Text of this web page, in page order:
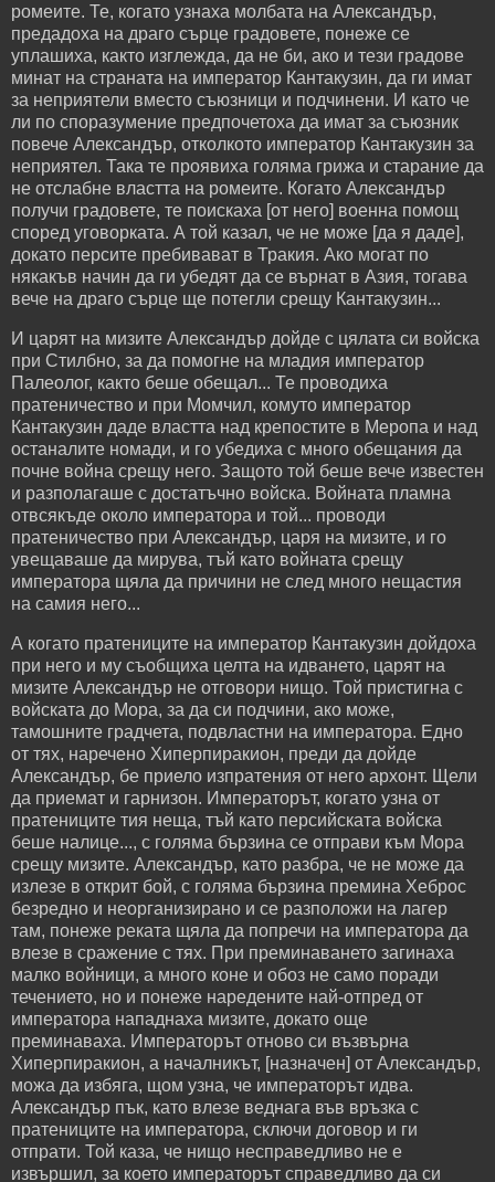
ромеите. Те, когато узнаха молбата на Александър,
предадоха на драго сърце градовете, понеже се
уплашиха, както изглежда, да не би, ако и тези градове
минат на страната на император Кантакузин, да ги имат
за неприятели вместо съюзници и подчинени. И като че
ли по споразумение предпочетоха да имат за съюзник
повече Александър, отколкото император Кантакузин за
неприятел. Така те проявиха голяма грижа и старание да
не отслабне властта на ромеите. Когато Александър
получи градовете, те поискаха [от него] военна помощ
според уговорката. А той казал, че не може [да я даде],
докато персите пребивават в Тракия. Ако могат по
някакъв начин да ги убедят да се върнат в Азия, тогава
вече на драго сърце ще потегли срещу Кантакузин...
И царят на мизите Александър дойде с цялата си войска
при Стилбно, за да помогне на младия император
Палеолог, както беше обещал... Те проводиха
пратеничество и при Момчил, комуто император
Кантакузин даде властта над крепостите в Меропа и над
останалите номади, и го убедиха с много обещания да
почне война срещу него. Защото той беше вече известен
и разполагаше с достатъчно войска. Войната пламна
отвсякъде около императора и той... проводи
пратеничество при Александър, царя на мизите, и го
увещаваше да мирува, тъй като войната срещу
императора щяла да причини не след много нещастия
на самия него...
А когато пратениците на император Кантакузин дойдоха
при него и му съобщиха целта на идването, царят на
мизите Александър не отговори нищо. Той пристигна с
войската до Мора, за да си подчини, ако може,
тамошните градчета, подвластни на императора. Едно
от тях, наречено Хиперпиракион, преди да дойде
Александър, бе приело изпратения от него архонт. Щели
да приемат и гарнизон. Императорът, когато узна от
пратениците тия неща, тъй като персийската войска
беше налице..., с голяма бързина се отправи към Мора
срещу мизите. Александър, като разбра, че не може да
излезе в открит бой, с голяма бързина премина Хеброс
безредно и неорганизирано и се разположи на лагер
там, понеже реката щяла да попречи на императора да
влезе в сражение с тях. При преминаването загинаха
малко войници, а много коне и обоз не само поради
течението, но и понеже наредените най-отпред от
императора нападнаха мизите, докато още
преминаваха. Императорът отново си възвърна
Хиперпиракион, а началникът, [назначен] от Александър,
можа да избяга, щом узна, че императорът идва.
Александър пък, като влезе веднага във връзка с
пратениците на императора, сключи договор и ги
отпрати. Той каза, че нищо несправедливо не е
извършил, за което императорът справедливо да си